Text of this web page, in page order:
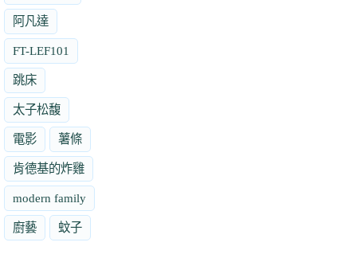
阿凡達
FT-LEF101
跳床
太子松馥
電影 薯條
肯德基的炸雞
modern family
廚藝 蚊子